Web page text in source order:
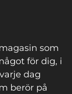
som
för dig, i
dag
berör på